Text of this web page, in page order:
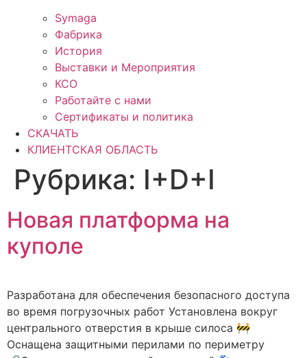
Symaga
Фабрика
История
Выставки и Мероприятия
КСО
Работайте с нами
Сертификаты и политика
СКАЧАТЬ
КЛИЕНТСКАЯ ОБЛАСТЬ
Рубрика: I+D+I
Новая платформа на
куполе
Разработана для обеспечения безопасного доступа
во время погрузочных работ Установлена вокруг
центрального отверстия в крыше силоса 🚧
Оснащена защитными перилами по периметру